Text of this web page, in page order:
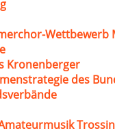
Wettbewerb
Kronenberger
des